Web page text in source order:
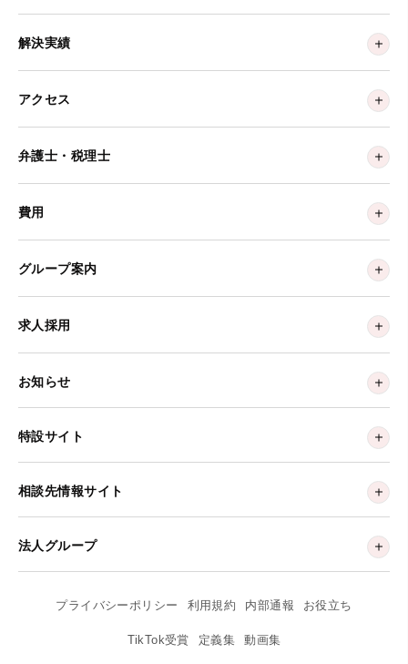
解決実績
アクセス
弁護士・税理士
費用
グループ案内
求人採用
お知らせ
特設サイト
相談先情報サイト
法人グループ
プライバシーポリシー 利用規約 内部通報 お役立ち
TikTok受賞 定義集 動画集